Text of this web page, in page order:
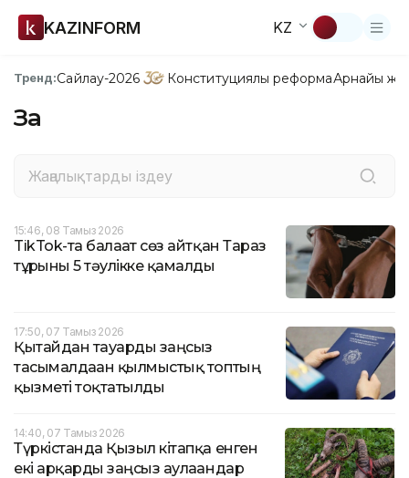
KAZINFORM KZ
Тренд:Сайлау-2026 Конституциялық реформаАрнайы
Заң
15:46, 08 Тамыз 2026
TikTok-та балағат сөз айтқан Тараз
тұрғыны 5 тәулікке қамалды
17:50, 07 Тамыз 2026
Қытайдан тауарды заңсыз
тасымалдаған қылмыстық топтың
қызметі тоқтатылды
14:40, 07 Тамыз 2026
Түркістанда Қызыл кітапқа енген
екі арқарды заңсыз аулағандар